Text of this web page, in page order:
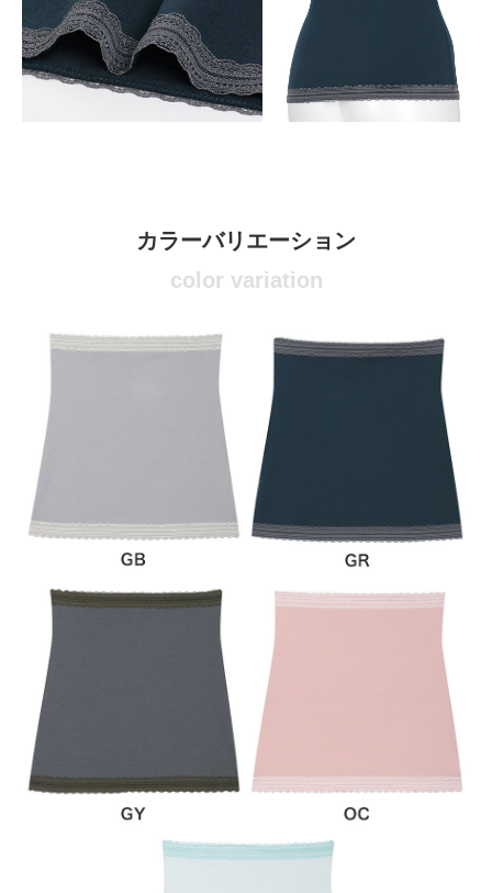
カラーバリエーション
color variation